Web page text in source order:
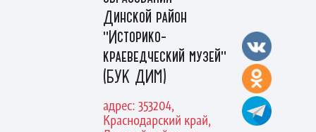
Динской район
"Историко-
краеведческий музей"
(БУК ДИМ)
адрес: 353204,
Краснодарский край,